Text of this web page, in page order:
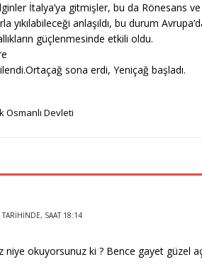
İtalya’ya gitmişler, bu da Rönesans
yıkılabileceği anlaşıldı, bu durum
güçlenmesinde etkili oldu.
sona erdi, Yeniçağ başladı.
Osmanlı Devleti
SAAT 18:14
niye okuyorsunuz ki ? Bence gayet güzel